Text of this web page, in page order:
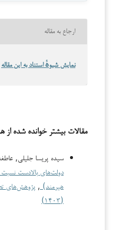
ارجاع به مقاله
نمایش شیوهٔ استناد به این مقاله
مقالات بیشتر خوانده شده از
سیده پریسا جلیلی,
دولت‌های بالادست
هیرمند) ,
(۱۴۰۳)